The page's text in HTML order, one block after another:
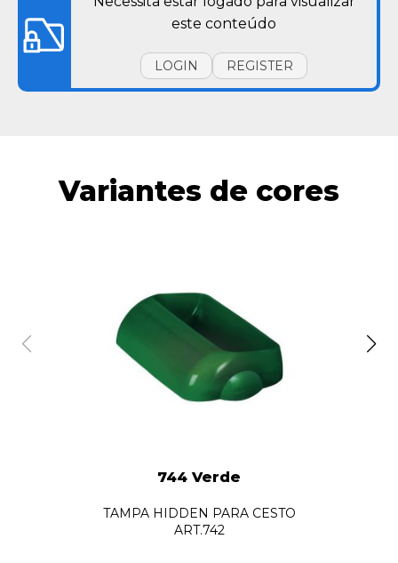
este conteúdo
LOGIN REGISTER
Variantes de cores
744 Verde
TAMPA HIDDEN PARA CESTO
ART.742